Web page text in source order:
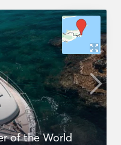
of the World